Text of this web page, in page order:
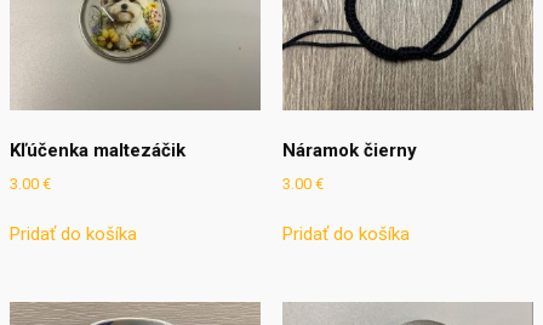
Kľúčenka maltezáčik
3.00 €
Pridať do košíka
Náramok čierny
3.00 €
Pridať do košíka